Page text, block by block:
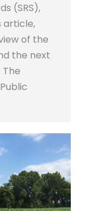
(SRS),
article,
of the
the next